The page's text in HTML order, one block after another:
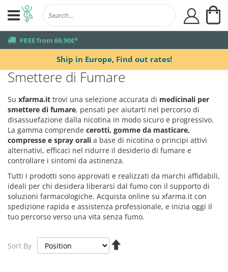
Ship in Europe, Find out rates!
truck FREE from 69,90€*
user
Smettere di Fumare
Su xfarma.it trovi una selezione accurata di medicinali per
smettere di fumare, pensati per aiutarti nel percorso di
disassuefazione dalla nicotina in modo sicuro e progressivo.
La gamma comprende cerotti, gomme da masticare,
compresse e spray orali a base di nicotina o principi attivi
alternativi, efficaci nel ridurre il desiderio di fumare e
controllare i sintomi da astinenza.
Tutti i prodotti sono approvati e realizzati da marchi affidabili,
ideali per chi desidera liberarsi dal fumo con il supporto di
soluzioni farmacologiche. Acquista online su xfarma.it con
spedizione rapida e assistenza professionale, e inizia oggi il
tuo percorso verso una vita senza fumo.
Sort By